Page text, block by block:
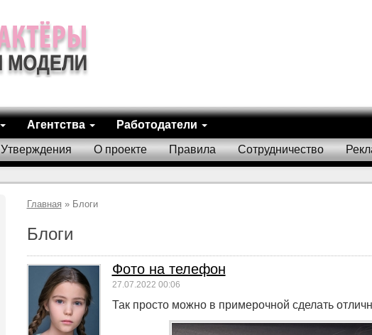
Агентства Работодатели
Утверждения О проекте Правила Сотрудничество
Главная » Блоги
Блоги
Фото на телефон
27.07.2022 00:06
Так просто можно в примерочной сделать